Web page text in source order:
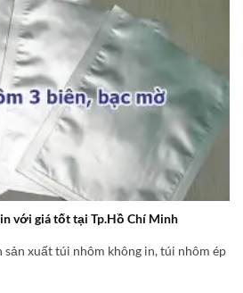
với giá tốt tại Tp.Hồ Chí Minh
sản xuất túi nhôm không in, túi nhôm ép